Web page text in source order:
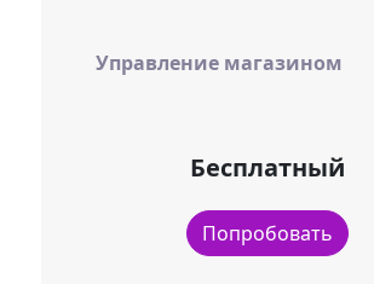
Управление магазином
Бесплатный
Попробовать